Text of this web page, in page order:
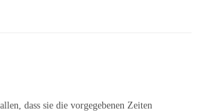
dass sie die vorgegebenen Zeiten